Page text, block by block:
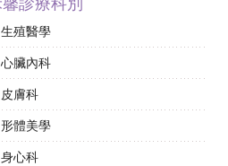
生殖醫學
心臟內科
皮膚科
形體美學
身心科